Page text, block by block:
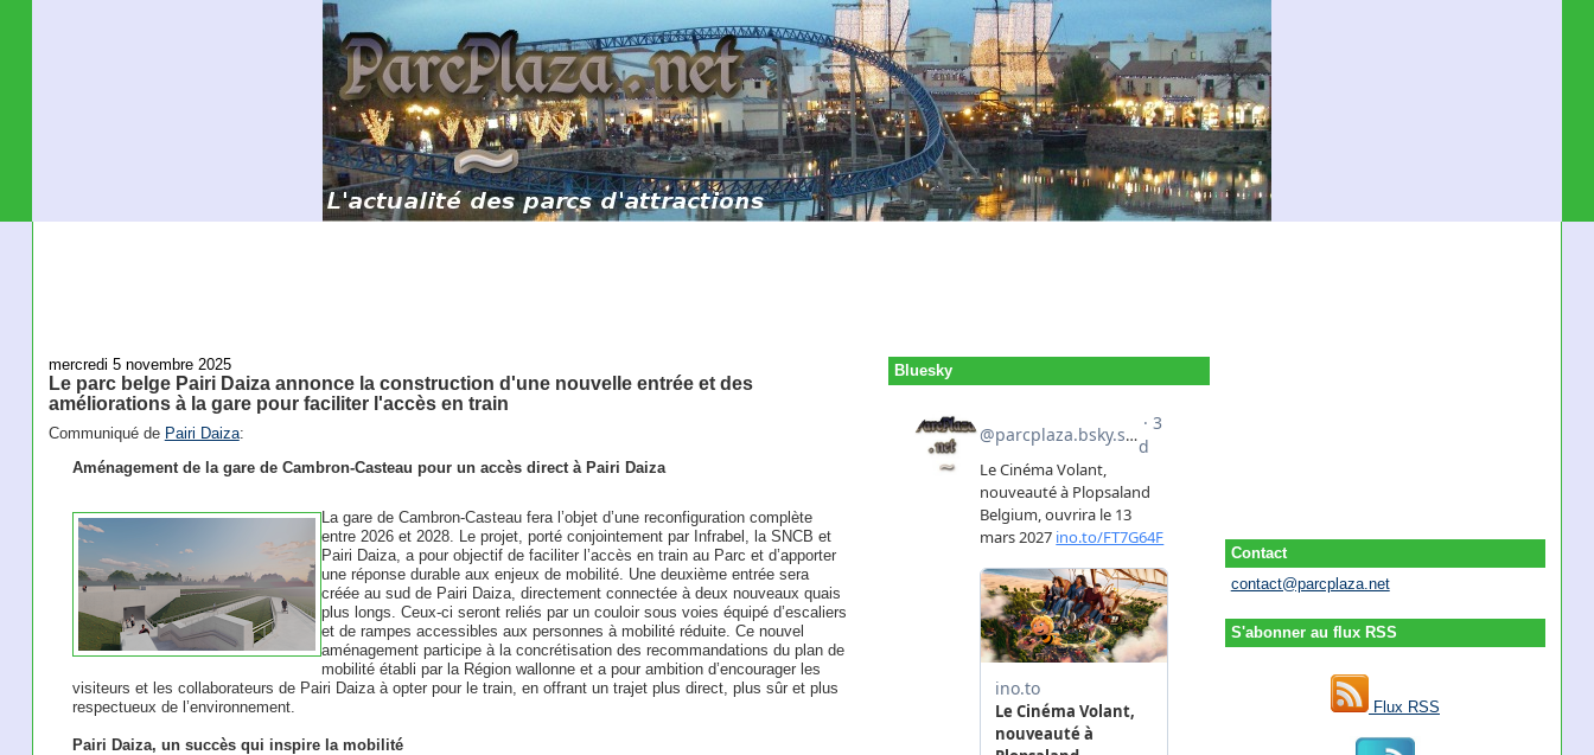
Contact
contact@parcplaza.net
S'abonner au flux RSS
Flux RSS
mercredi 5 novembre 2025
Le parc belge Pairi Daiza annonce la construction d'une nouvelle entrée et des
améliorations à la gare pour faciliter l'accès en train
Communiqué de Pairi Daiza:
Aménagement de la gare de Cambron-Casteau pour un accès direct à Pairi Daiza
La gare de Cambron-Casteau fera l’objet d’une reconfiguration complète
entre 2026 et 2028. Le projet, porté conjointement par Infrabel, la SNCB et
Pairi Daiza, a pour objectif de faciliter l’accès en train au Parc et d’apporter
une réponse durable aux enjeux de mobilité. Une deuxième entrée sera
créée au sud de Pairi Daiza, directement connectée à deux nouveaux quais
plus longs. Ceux-ci seront reliés par un couloir sous voies équipé d’escaliers
et de rampes accessibles aux personnes à mobilité réduite. Ce nouvel
aménagement participe à la concrétisation des recommandations du plan de
mobilité établi par la Région wallonne et a pour ambition d’encourager les
visiteurs et les collaborateurs de Pairi Daiza à opter pour le train, en offrant un trajet plus direct, plus sûr et plus
respectueux de l’environnement.
Pairi Daiza, un succès qui inspire la mobilité
Bluesky